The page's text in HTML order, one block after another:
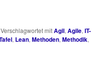
Verschlagwortet mitAgil, Agile, IT-
, Lean, Methoden, Methodik,